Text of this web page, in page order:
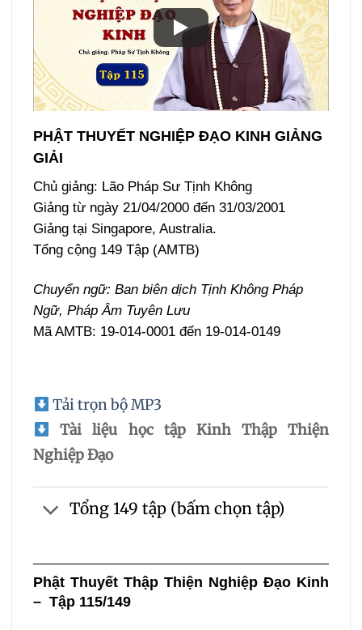
PHẬT THUYẾT NGHIỆP ĐẠO KINH GIẢNG
GIẢI
Chủ giảng: Lão Pháp Sư Tịnh Không
Giảng từ ngày 21/04/2000 đến 31/03/2001
Giảng tại Singapore, Australia.
Tổng cộng 149 Tập (AMTB)
Chuyển ngữ: Ban biên dịch Tịnh Không Pháp
Ngữ, Pháp Âm Tuyên Lưu
Mã AMTB: 19-014-0001 đến 19-014-0149
Tải trọn bộ MP3
Tài liệu học tập Kinh Thập Thiện
Nghiệp Đạo
Tổng 149 tập (bấm chọn tập)
Phật Thuyết Thập Thiện Nghiệp Đạo Kinh
– Tập 115/149